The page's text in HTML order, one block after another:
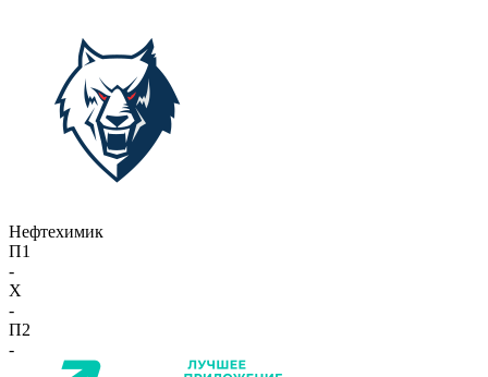
Нефтехимик
П1
-
X
-
П2
-